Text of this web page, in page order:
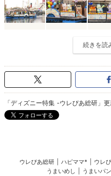
続きを読
「ディズニー特集 -ウレぴあ総研」
ウレぴあ総研 ハピママ* ウレ
うまいめし
うまいパン